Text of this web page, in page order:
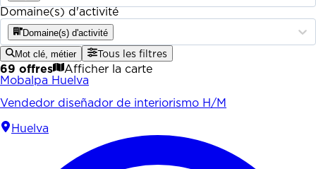
Domaine(s) d'activité
Domaine(s) d'activité
Mot clé, métier Tous les filtres
69 offres
Afficher la carte
Mobalpa Huelva
Vendedor diseñador de interiorismo H/M
Huelva